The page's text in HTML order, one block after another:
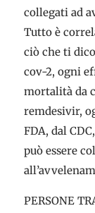
collegati ad
Tutto è
ciò che ti
cov-2, ogni
mortalità da
remdesivir,
FDA, dal
può essere
PERSONE